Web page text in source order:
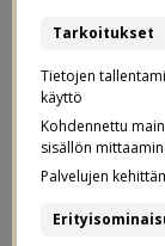
sieltä
07.08.2018
Niin kauan
tehnyt, on
Tarkoitukset
Tietojen
käyttö
Kohdennettu
sisällön
Palvelujen